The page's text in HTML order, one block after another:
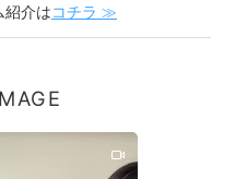
介はコチラ ≫